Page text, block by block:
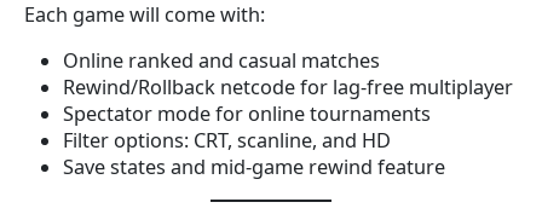
Each game will come with:
Online ranked and casual matches
Rewind/Rollback netcode for lag-free multiplayer
Spectator mode for online tournaments
Filter options: CRT, scanline, and HD
Save states and mid-game rewind feature